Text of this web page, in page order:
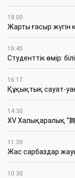
18:00
Жарты ғасыр жүгін
16:45
Студенттік өмір:
16:17
Құқықтық сауат-
14:30
XV Халықаралық “
11:30
Жас сарбаздар
10:30